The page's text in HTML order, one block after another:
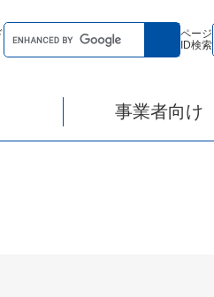
ページ
ID検索
事業者向け